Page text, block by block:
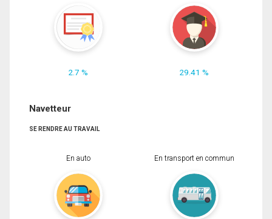
2.7 % 29.41 %
Navetteur
SE RENDRE AU TRAVAIL
En auto En transport en commun